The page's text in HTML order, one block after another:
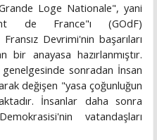
Loge Nationale", yani
de France"ı (GOdF)
Devrimi'nin başarıları
bir anayasa hazırlanmıştır.
sonradan İnsan
değişen "yasa çoğunluğun
İnsanlar daha sonra
vatandaşları